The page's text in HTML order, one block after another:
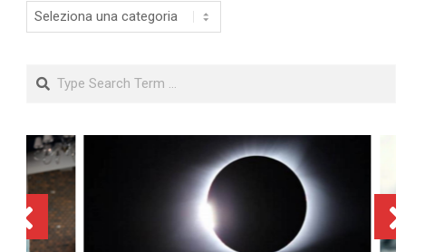
Categorie
Search
ECLISSE TOTALE DEL 12
AGOSTO 2026: DOVE SI